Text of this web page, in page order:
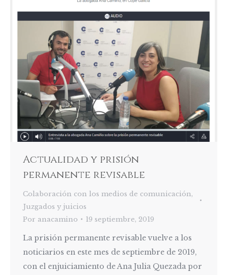
Actualidad y prisión
permanente revisable
Colaboración con los medios de comunicación,
Juzgados y juicios
Por anacamino 19 septiembre, 2019
La prisión permanente revisable vuelve a los
noticiarios en este mes de septiembre de 2019,
con el enjuiciamiento de Ana Julia Quezada por